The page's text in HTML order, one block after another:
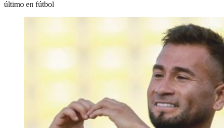
último en fútbol